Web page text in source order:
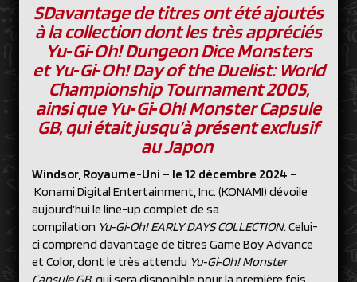
SDavantage de titres ont été ajoutés
à la collection dont les très appréciés
Yu‑Gi‑Oh! Dungeon Dice Monsters
et Yu‑Gi‑Oh! Day of the Duelist: World
Championship Tournament 2005,
ainsi que Yu‑Gi‑Oh! Monster Capsule
GB, qui était jusqu’à présent exclusif
au Japon
Windsor, Royaume-Uni – le 12 décembre 2024 –
Konami Digital Entertainment, Inc. (KONAMI) dévoile
aujourd’hui le line-up complet de sa
compilation Yu‑Gi‑Oh! EARLY DAYS COLLECTION. Celui-
ci comprend davantage de titres Game Boy Advance
et Color, dont le très attendu Yu‑Gi‑Oh! Monster